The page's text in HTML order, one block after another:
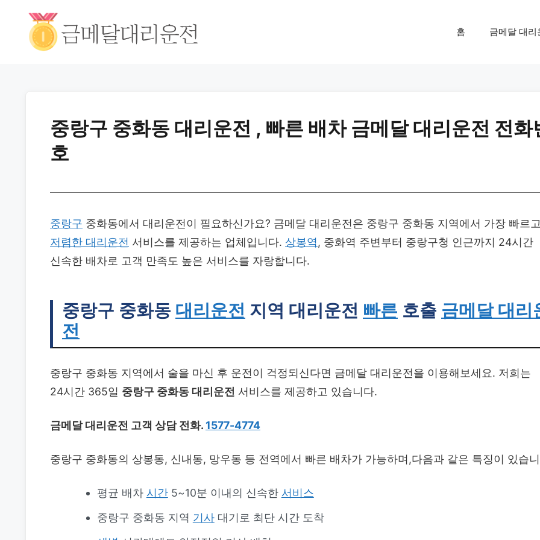
홈 금메달 대리
중랑구 중화동 대리운전 , 빠른 배차 금메달 대리운전 전화
호
중랑구 중화동에서 대리운전이 필요하신가요? 금메달 대리운전은 중랑구 중화동 지역에서 가장 빠르
저렴한 대리운전 서비스를 제공하는 업체입니다. 상봉역, 중화역 주변부터 중랑구청 인근까지 24시간
신속한 배차로 고객 만족도 높은 서비스를 자랑합니다.
중랑구 중화동 대리운전 지역 대리운전 빠른 호출 금메달 대리
전
중랑구 중화동 지역에서 술을 마신 후 운전이 걱정되신다면 금메달 대리운전을 이용해보세요. 저희는
24시간 365일 중랑구 중화동 대리운전 서비스를 제공하고 있습니다.
금메달 대리운전 고객 상담 전화.1577-4774
중랑구 중화동의 상봉동, 신내동, 망우동 등 전역에서 빠른 배차가 가능하며,다음과 같은 특징이 있습
평균 배차 시간5~10분 이내의 신속한 서비스
중랑구 중화동 지역 기사대기로 최단 시간 도착